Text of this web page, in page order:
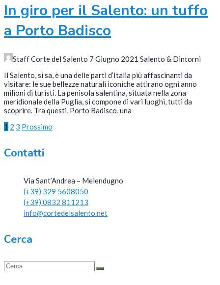
In giro per il Salento: un tuffo
a Porto Badisco
Staff Corte del Salento 7 Giugno 2021 Salento & Dintorni
Il Salento, si sa, è una delle parti d’Italia più affascinanti da
visitare: le sue bellezze naturali iconiche attirano ogni anno
milioni di turisti. La penisola salentina, situata nella zona
meridionale della Puglia, si compone di vari luoghi, tutti da
scoprire. Tra questi, Porto Badisco, una
Paginazione
degli
articoli
1 2 3 Prossimo
Contatti
Via Sant’Andrea – Melendugno
(+39) 329 5608050
(+39) 0832 811213
info@cortedelsalento.net
Cerca